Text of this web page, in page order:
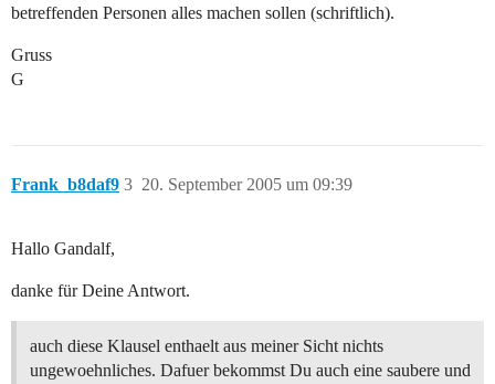
betreffenden Personen alles machen sollen (schriftlich).
Gruss
G
Frank_b8daf9 20. September 2005 um 09:39
3
Hallo Gandalf,
danke für Deine Antwort.
auch diese Klausel enthaelt aus meiner Sicht nichts
ungewoehnliches. Dafuer bekommst Du auch eine saubere und